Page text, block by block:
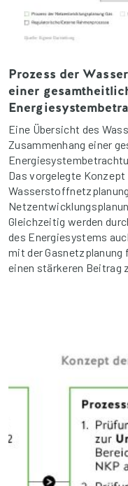
Prozess der
einer
Eine Übersicht des
Zusammenhang einer
Das vorgelegte
Gleichzeitig werden
des Energiesystems
mit der
einen stärkeren Beitrag